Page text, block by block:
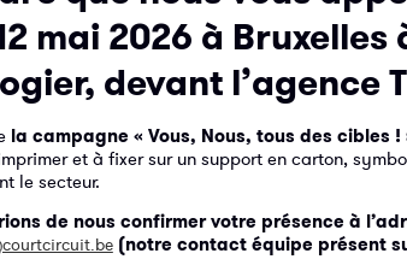
mai 2026 à Bruxelles
devant l’agence
la campagne « Vous, Nous, tous des cibles
et à fixer sur un support en carton,
le secteur.
de nous confirmer votre présence à
(notre contact équipe présent